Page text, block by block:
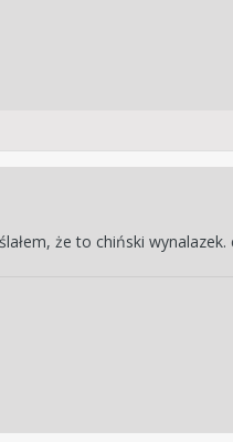
że to chiński